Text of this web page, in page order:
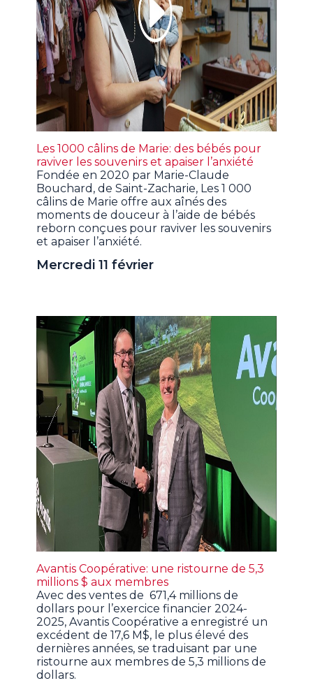
Les 1000 câlins de Marie: des bébés pour
raviver les souvenirs et apaiser l’anxiété
Fondée en 2020 par Marie-Claude
Bouchard, de Saint-Zacharie, Les 1 000
câlins de Marie offre aux aînés des
moments de douceur à l’aide de bébés
reborn conçues pour raviver les souvenirs
et apaiser l’anxiété.
Mercredi 11 février
Avantis Coopérative: une ristourne de 5,3
millions $ aux membres
Avec des ventes de 671,4 millions de
dollars pour l’exercice financier 2024-
2025, Avantis Coopérative a enregistré un
excédent de 17,6 M$, le plus élevé des
dernières années, se traduisant par une
ristourne aux membres de 5,3 millions de
dollars.